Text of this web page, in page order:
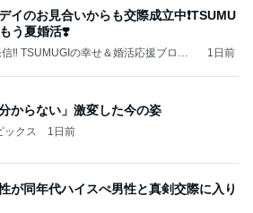
イのお見合いからも交際成立中❗️TSUMU
う夏婚活❣️
‼️ TSUMUGIの幸せ＆婚活応援ブログ
1日前
分からない」激変した今の姿
ックス 1日前
が同年代ハイスぺ男性と真剣交際に入り